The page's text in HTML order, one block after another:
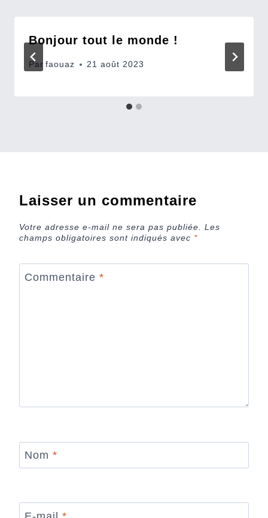
Bonjour tout le monde !
Par faouaz 21 août 2023
Laisser un commentaire
Votre adresse e-mail ne sera pas publiée. Les
champs obligatoires sont indiqués avec *
Commentaire *
Nom *